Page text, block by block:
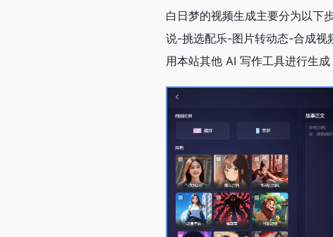
白日梦的视频生成主要分为以下
说-挑选配乐-图片转动态-合成视
用本站其他 AI 写作工具进行生